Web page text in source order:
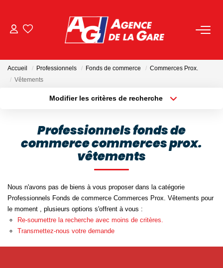
BIENS VENDUS
NOS AGENCES
Toutes Les Agences
Nous Rejoindre
Nos Témoignages
Accueil Professionnels Fonds de commerce
Commerces Prox.
Vêtements
Modifier les critères de recherche
Surface min Budget max
Plus de critères Créer une alerte
Professionnels fonds de
commerce commerces prox.
vêtements
Nous n'avons pas de biens à vous proposer dans la catégorie
Professionnels Fonds de commerce Commerces Prox. Vêtements pour
le moment , plusieurs options s'offrent à vous :
Re-soumettre la recherche avec moins de critères.
Transmettez-nous votre demande